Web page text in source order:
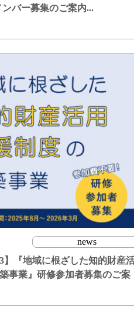
バー募集のご案内...
news
】『地域に根ざした知的財産
事業』研修参加者募集のご案